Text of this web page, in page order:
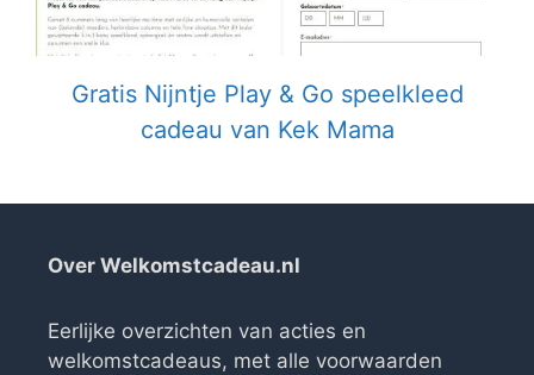
Gratis Nijntje Play & Go speelkleed
cadeau van Kek Mama
Over Welkomstcadeau.nl
Eerlijke overzichten van acties en
welkomstcadeaus, met alle voorwaarden